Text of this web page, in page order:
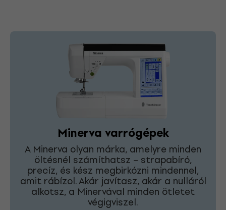
Minerva varrógépek
A Minerva olyan márka, amelyre minden
öltésnél számíthatsz – strapabíró,
precíz, és kész megbirkózni mindennel,
amit rábízol. Akár javítasz, akár a nulláról
alkotsz, a Minervával minden ötletet
végigviszel.